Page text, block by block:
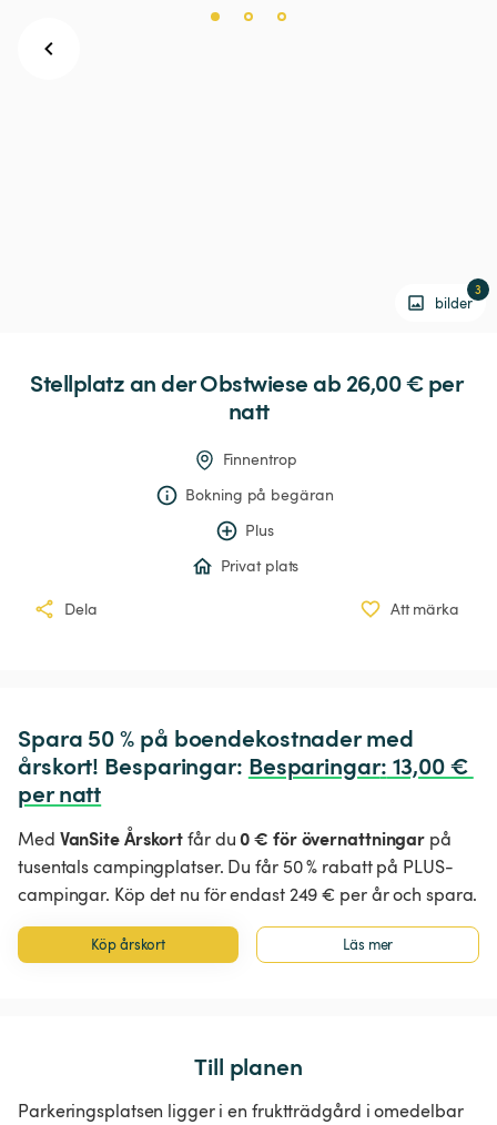
bilder
3
StellplatzanderObstwiese ab 26,00 € per
natt
Finnentrop
Bokning på begäran
Plus
Privat plats
Dela Att märka
Spara 50 % på boendekostnader med
årskort! Besparingar: Besparingar: 13,00 €
per natt
Med VanSite Årskortfår du0 € för övernattningar på
tusentals campingplatser. Du får 50 % rabatt på PLUS-
campingar. Köp det nu för endast 249 € per år och spara.
Köp årskort Läs mer
Till planen
Parkeringsplatsen ligger i en fruktträdgård i omedelbar